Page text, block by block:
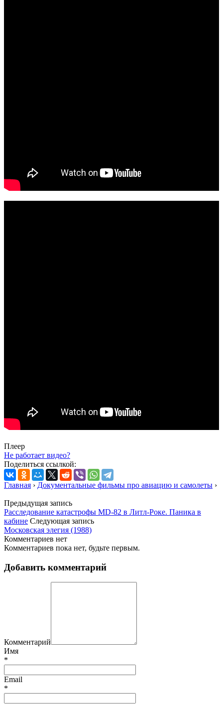
Плеер
Не работает видео?
Поделиться ссылкой:
Главная › Документальные фильмы про авиацию и самолеты ›
Предыдущая запись
Расследование катастрофы MD-82 в Литл-Роке. Паника в
кабине Следующая запись
Московская элегия (1988)
Комментариев нет
Комментариев пока нет, будьте первым.
Добавить комментарий
Комментарий
Имя
*
Email
*